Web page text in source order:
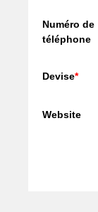
Numéro de
téléphone
Devise*
Website